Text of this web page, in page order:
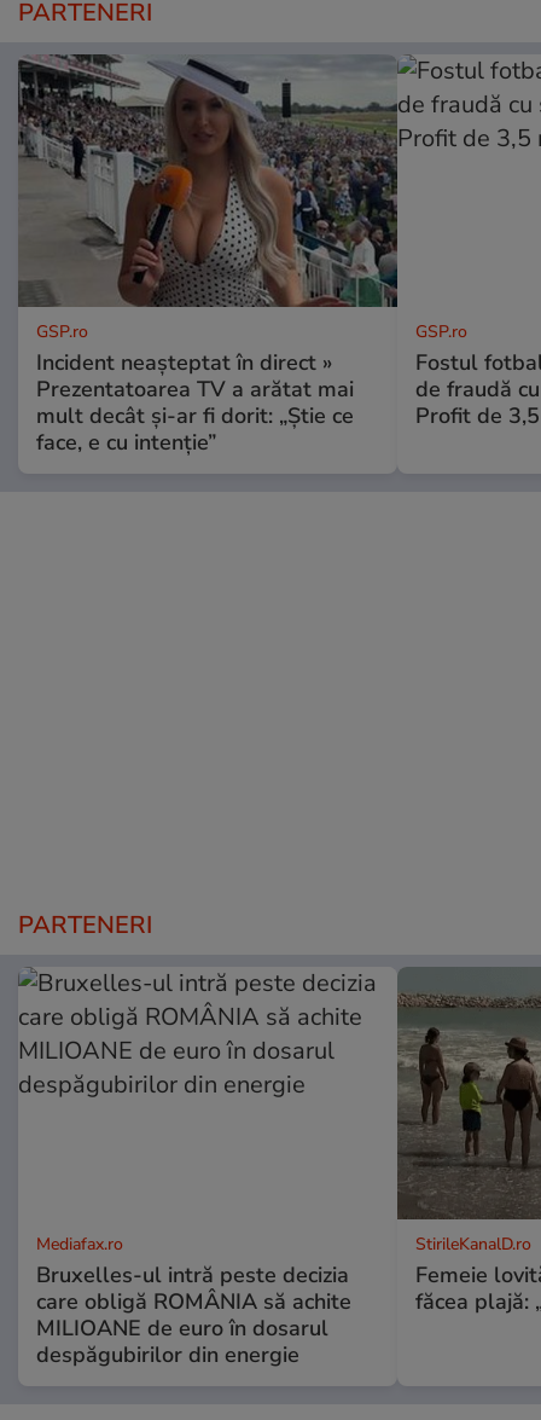
PARTENERI
GSP.ro
Incident neașteptat în direct »
Prezentatoarea TV a arătat mai
mult decât și-ar fi dorit: „Știe ce
face, e cu intenție”
GSP.ro
Fostul
de fraudă
Profit de
PARTENERI
Mediafax.ro
Bruxelles-ul intră peste decizia
care obligă ROMÂNIA să achite
MILIOANE de euro în dosarul
despăgubirilor din energie
StirileKanalD.ro
Femeie
făcea plajă: